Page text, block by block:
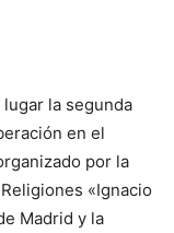
la segunda
en el
por la
«Ignacio
Madrid y la